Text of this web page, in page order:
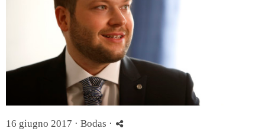
16 giugno 2017 · Bodas ·